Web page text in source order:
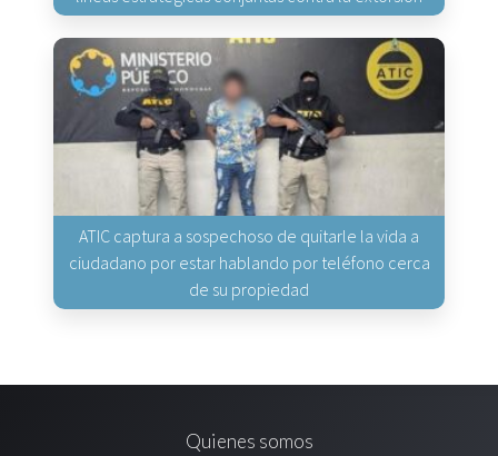
ATIC captura a sospechoso de quitarle la vida a
ciudadano por estar hablando por teléfono cerca
de su propiedad
Quienes somos